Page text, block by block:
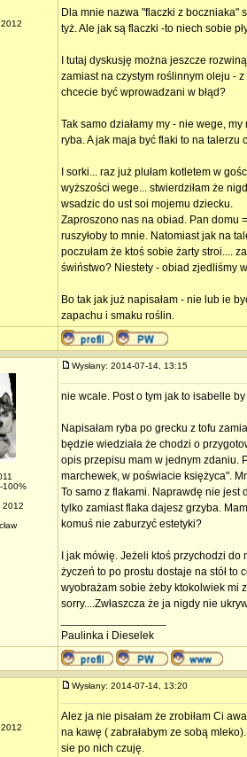
2012
Dla mnie nazwa "flaczki z boczniaka"
tyż. Ale jak są flaczki -to niech sobie
I tutaj dyskusję można jeszcze
zamiast na czystym roślinnym oleju -
chcecie być wprowadzani w błąd?
Tak samo działamy my - nie wege,
ryba. A jak maja być flaki to na talerzu
I sorki... raz już plułam kotletem w
wyższości wege... stwierdziłam że
wsadzic do ust soi mojemu dziecku.
Zaproszono nas na obiad. Pan domu
ruszyłoby to mnie. Natomiast jak na
poczułam że ktoś sobie żarty stroi....
świństwo? Niestety - obiad zjedliśmy
Bo tak jak już napisałam - nie lub ie
zapachu i smaku roślin.
100%
2012
Wysłany: 2014-07-14, 13:15
nie wcale. Post o tym jak to isabelle
Napisałam ryba po grecku z tofu
będzie wiedziała że chodzi o
opis przepisu mam w jednym zdaniu.
marchewek, w poświacie księżyca".
To samo z flakami. Naprawdę nie jest
tylko zamiast flaka dajesz grzyba.
komuś nie zaburzyć estetyki?
I jak mówię. Jeżeli ktoś przychodzi
życzeń to po prostu dostaje na stół to
wyobrażam sobie żeby ktokolwiek mi
sorry....Zwłaszcza że ja nigdy nie
Paulinka i Dieselek
2012
Wysłany: 2014-07-14, 13:20
Alez ja nie pisałam że zrobiłam Ci
na kawę ( zabrałabym ze sobą
sie po nich czuję.